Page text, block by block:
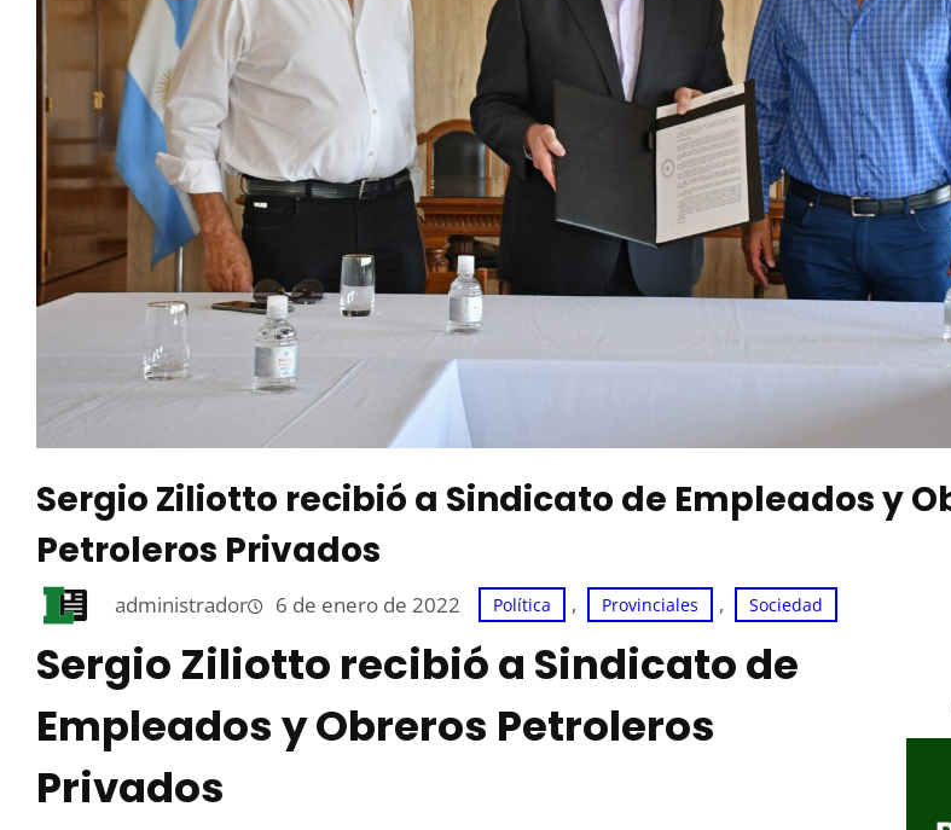
Sergio Ziliotto recibió a Sindicato de Empleados y
Petroleros Privados
administrador 6 de enero de 2022 Política , Provinciales , Sociedad
Sergio Ziliotto recibió a Sindicato de
Empleados y Obreros Petroleros
Privados